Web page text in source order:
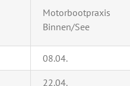
Motorbootpraxis
Binnen/See
08.04.
22.04.